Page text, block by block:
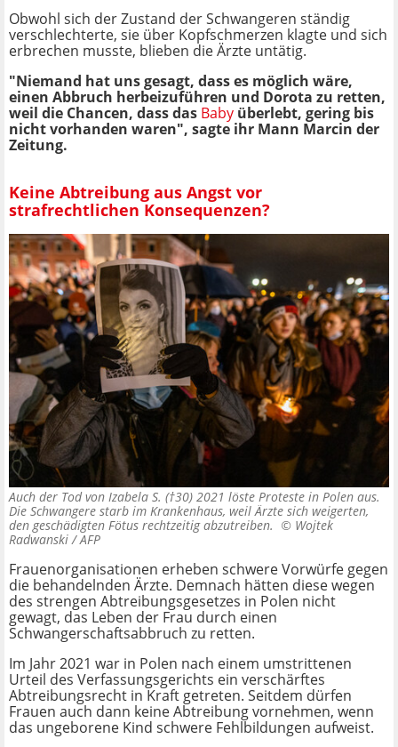
Obwohl sich der Zustand der Schwangeren ständig
verschlechterte, sie über Kopfschmerzen klagte und sich
erbrechen musste, blieben die Ärzte untätig.
"Niemand hat uns gesagt, dass es möglich wäre,
einen Abbruch herbeizuführen und Dorota zu retten,
weil die Chancen, dass das Baby überlebt, gering bis
nicht vorhanden waren", sagte ihr Mann Marcin der
Zeitung.
Keine Abtreibung aus Angst vor
strafrechtlichen Konsequenzen?
Auch der Tod von Izabela S. (†30) 2021 löste Proteste in Polen aus.
Die Schwangere starb im Krankenhaus, weil Ärzte sich weigerten,
den geschädigten Fötus rechtzeitig abzutreiben. © Wojtek
Radwanski / AFP
Frauenorganisationen erheben schwere Vorwürfe gegen
die behandelnden Ärzte. Demnach hätten diese wegen
des strengen Abtreibungsgesetzes in Polen nicht
gewagt, das Leben der Frau durch einen
Schwangerschaftsabbruch zu retten.
Im Jahr 2021 war in Polen nach einem umstrittenen
Urteil des Verfassungsgerichts ein verschärftes
Abtreibungsrecht in Kraft getreten. Seitdem dürfen
Frauen auch dann keine Abtreibung vornehmen, wenn
das ungeborene Kind schwere Fehlbildungen aufweist.